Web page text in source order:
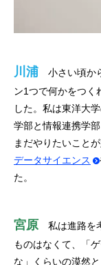
川浦 小さい頃か
ン1つで何かをつく
した。私は東洋大
学部と情報連携学
まだやりたいこと
データサイエンス
た。
宮原 私は進路を
ものはなくて、「
な」くらいの漠然